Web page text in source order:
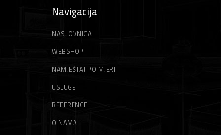
Škare za lim
Stege
Zidarski alati
Gleteri
Špahtle
Električni trimeri
Niti za trimer
Strune za trimer
Vrtne vreće
Vrtni sjekači
Navigacija
NASLOVNICA
WEBSHOP
NAMJEŠTAJ PO MJERI
USLUGE
REFERENCE
O NAMA